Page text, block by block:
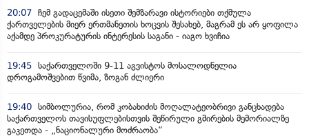
20:07 ჩემ გადაცემაში ისეთი შემზარავი ისტორიები თქმულა
ქართველების მიერ ერთმანეთის ხოცვის შესახებ, მაგრამ ეს არ ყოფილა
აქამდე პროკურატურის ინტერესის საგანი - იაგო ხვიჩია
19:45 საქართველოში 9-11 აგვისტოს მოსალოდნელია
დროგამოშვებით წვიმა, ზოგან ძლიერი
19:40 სიმბოლურია, რომ კობახიძის მოღალატეობრივი განცხადება
საქართველოს თავისუფლებისთვის შეწირული გმირების მემორიალზე
გაკეთდა - „ნაციონალური მოძრაობა“